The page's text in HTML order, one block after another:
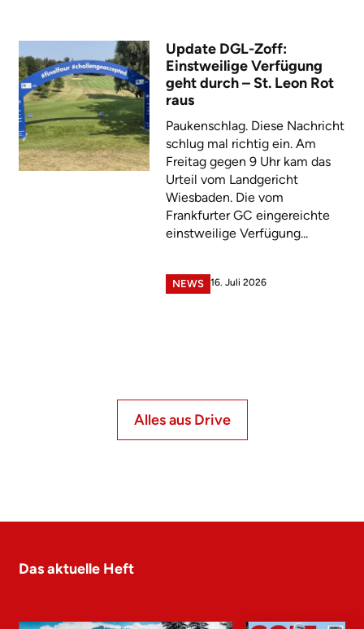
Update DGL-Zoff:
Einstweilige Verfügung
geht durch – St. Leon Rot
raus
Paukenschlag. Diese Nachricht
schlug mal richtig ein. Am
Freitag gegen 9 Uhr kam das
Urteil vom Landgericht
Wiesbaden. Die vom
Frankfurter GC eingereichte
einstweilige Verfügung...
NEWS 16. Juli 2026
Alles aus Drive
Das aktuelle Heft